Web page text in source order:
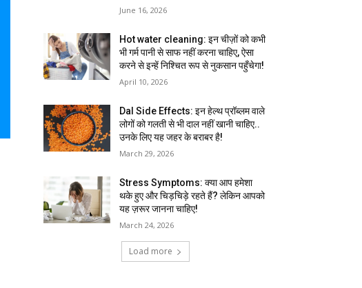
June 16, 2026
Hot water cleaning: इन चीज़ों को कभी
भी गर्म पानी से साफ नहीं करना चाहिए, ऐसा
करने से इन्हें निश्चित रूप से नुकसान पहुँचेगा!
April 10, 2026
Dal Side Effects: इन हेल्थ प्रॉब्लम वाले
लोगों को गलती से भी दाल नहीं खानी चाहिए..
उनके लिए यह जहर के बराबर है!
March 29, 2026
Stress Symptoms: क्या आप हमेशा
थके हुए और चिड़चिड़े रहते हैं? लेकिन आपको
यह ज़रूर जानना चाहिए!
March 24, 2026
Load more